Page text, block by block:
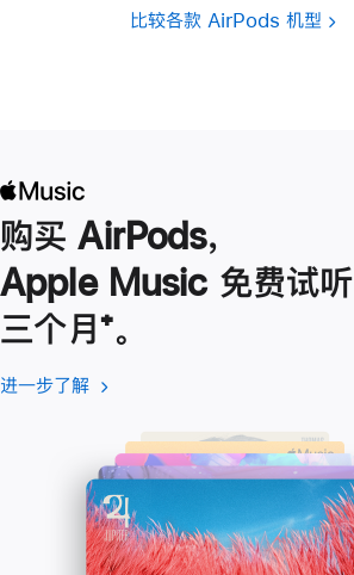
比较各款 AirPods 机型
购买 AirPods，
Apple Music 免费试听
三个月脚
注
⁺。
进一步了解 进
了
解
-
Apple
(在
口
中
打
开)